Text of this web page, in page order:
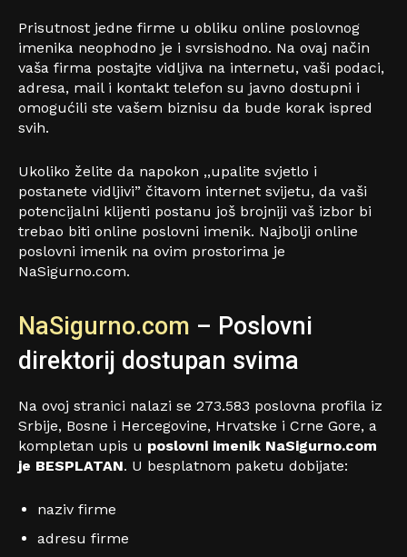
Prisutnost jedne firme u obliku online poslovnog
imenika neophodno je i svrsishodno. Na ovaj način
vaša firma postajte vidljiva na internetu, vaši podaci,
adresa, mail i kontakt telefon su javno dostupni i
omogućili ste vašem biznisu da bude korak ispred
svih.
Ukoliko želite da napokon ,,upalite svjetlo i
postanete vidljivi” čitavom internet svijetu, da vaši
potencijalni klijenti postanu još brojniji vaš izbor bi
trebao biti online poslovni imenik. Najbolji online
poslovni imenik na ovim prostorima je
NaSigurno.com.
NaSigurno.com – Poslovni
direktorij dostupan svima
Na ovoj stranici nalazi se 273.583 poslovna profila iz
Srbije, Bosne i Hercegovine, Hrvatske i Crne Gore, a
kompletan upis u poslovni imenik NaSigurno.com
je BESPLATAN. U besplatnom paketu dobijate:
naziv firme
adresu firme